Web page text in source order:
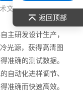
文章
主研发设计生产，
光源，获得高清图
准确的测试数据。
自动化进样调节、
准确而快速高效。
返回顶部